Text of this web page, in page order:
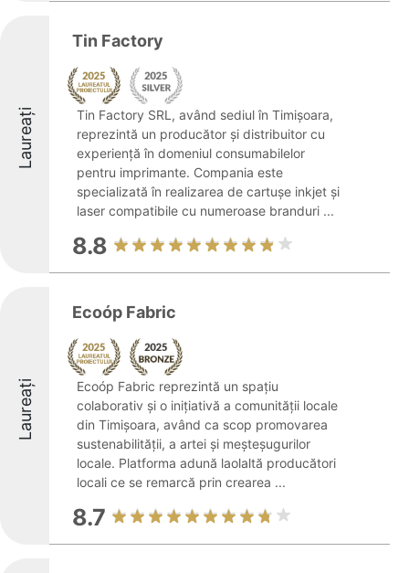
Laureați
Tin Factory
Tin Factory SRL, având sediul în Timișoara,
reprezintă un producător și distribuitor cu
experiență în domeniul consumabilelor
pentru imprimante. Compania este
specializată în realizarea de cartușe inkjet și
laser compatibile cu numeroase branduri ...
8.8
Laureați
Ecoóp Fabric
Ecoóp Fabric reprezintă un spațiu
colaborativ și o inițiativă a comunității locale
din Timișoara, având ca scop promovarea
sustenabilității, a artei și meșteșugurilor
locale. Platforma adună laolaltă producători
locali ce se remarcă prin crearea ...
8.7